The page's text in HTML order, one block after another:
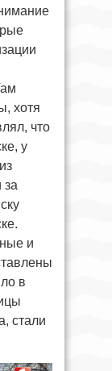
хотя
что
у
за
и
в
стали